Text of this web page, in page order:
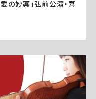
愛の妙薬」弘前公演・喜